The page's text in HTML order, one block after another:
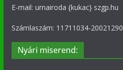
E-mail: urnairoda {kukac} szgp.hu
Számlaszám: 11711034-20021290
Nyári miserend: